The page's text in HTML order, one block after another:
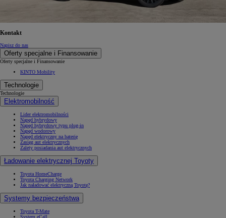
Kontakt
Napisz do nas
Oferty specjalne i Finansowanie
Oferty specjalne i Finansowanie
KINTO Mobility
Technologie
Technologie
Elektromobilność
Lider elektromobilności
Napęd hybrydowy
Napęd hybrydowy typu plug-in
Napęd wodorowy
Napęd elektryczny na baterię
Zasięg aut elektrycznych
Zalety posiadania aut elektrycznych
Ładowanie elektrycznej Toyoty
Toyota HomeCharge
Toyota Charging Network
Jak naładować elektryczną Toyotę?
Systemy bezpieczeństwa
Toyota T-Mate
System eCall